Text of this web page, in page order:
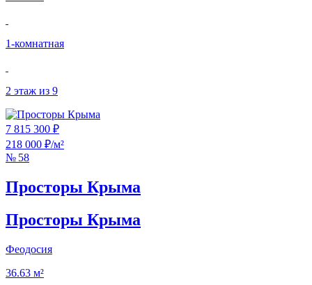
1‑комнатная
2 этаж из 9
7 815 300 ₽
218 000 ₽/м²
№ 58
Просторы Крыма
Просторы Крыма
Феодосия
36.63 м²